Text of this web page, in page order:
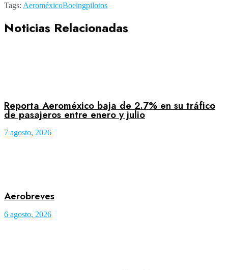
Tags: AeroméxicoBoeingpilotos
Noticias Relacionadas
Reporta Aeroméxico baja de 2.7% en su tráfico
de pasajeros entre enero y julio
7 agosto, 2026
Aerobreves
6 agosto, 2026